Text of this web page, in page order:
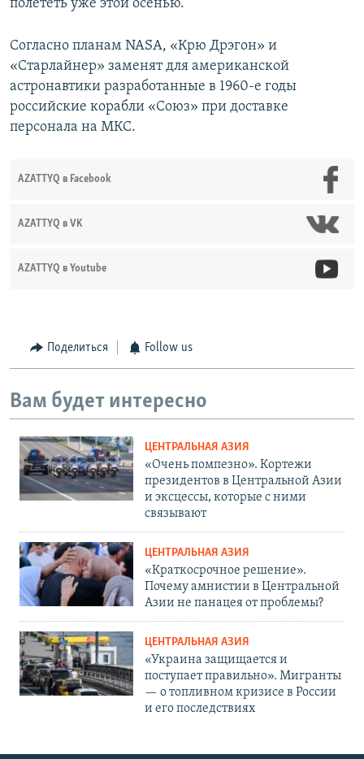
полететь уже этой осенью.
Согласно планам NASA, «Крю Дрэгон» и
«Старлайнер» заменят для американской
астронавтики разработанные в 1960-е годы
российские корабли «Союз» при доставке
персонала на МКС.
AZATTYQ в Facebook
AZATTYQ в VK
AZATTYQ в Youtube
Поделиться Follow us
Вам будет интересно
ЦЕНТРАЛЬНАЯ АЗИЯ
«Очень помпезно». Кортежи
президентов в Центральной Азии
и эксцессы, которые с ними
связывают
ЦЕНТРАЛЬНАЯ АЗИЯ
«Краткосрочное решение».
Почему амнистии в Центральной
Азии не панацея от проблемы?
ЦЕНТРАЛЬНАЯ АЗИЯ
«Украина защищается и
поступает правильно». Мигранты
— о топливном кризисе в России
и его последствиях